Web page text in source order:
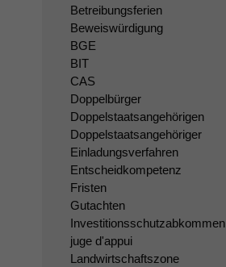
Betreibungsferien
Beweiswürdigung
BGE
BIT
CAS
Doppelbürger
Doppelstaatsangehörigen
Doppelstaatsangehöriger
Einladungsverfahren
Entscheidkompetenz
Fristen
Gutachten
Investitionsschutzabkommen
juge d'appui
Landwirtschaftszone